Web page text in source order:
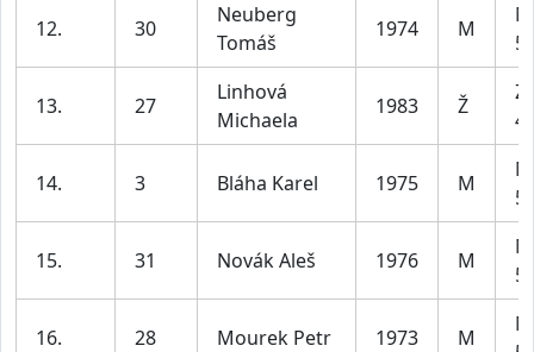
12. 30
Neuberg
Tomáš
1974 M
13. 27
Linhová
Michaela
1983 Ž
14. 3 Bláha Karel 1975 M
15. 31 Novák Aleš 1976 M
16. 28 Mourek Petr 1973 M